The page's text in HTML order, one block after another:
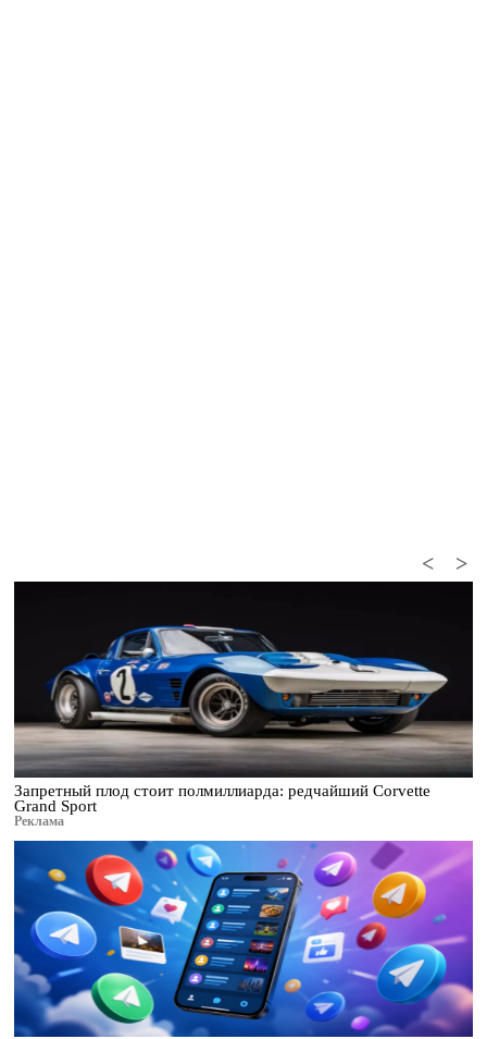
>
<
Запретный плод стоит полмиллиарда: редчайший Corvette
Grand Sport
Реклама